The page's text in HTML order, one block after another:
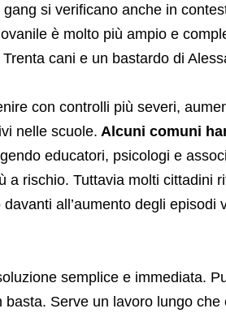
si verificano anche in
è molto più ampio e
cani e un bastardo di
con controlli più severi,
nelle scuole. Alcuni comuni
educatori, psicologi e
a rischio. Tuttavia molti cittadini
all’aumento degli episodi
semplice e immediata.
Serve un lavoro lungo che